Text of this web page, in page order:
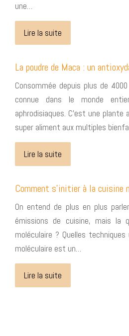
une…
Lire la suite
La poudre de Maca : un
Consommée depuis plus de
connue dans le monde
aphrodisiaques. C’est une
super aliment aux multiples
Lire la suite
Comment s’initier à la cuisine
On entend de plus en plus
émissions de cuisine, mais la
moléculaire ? Quelles
moléculaire est un…
Lire la suite